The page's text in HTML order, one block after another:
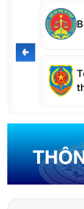
Trường Đại
dụng AI cho